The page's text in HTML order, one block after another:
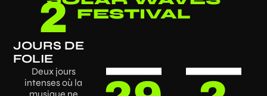
FESTIVAL
JOURS DE
FOLIE
2
Deux jours
intenses où la